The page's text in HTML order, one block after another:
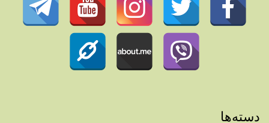
دسته‌ها